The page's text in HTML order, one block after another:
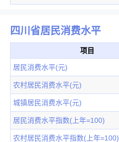
四川省居民消费水平
项目
居民消费水平(元)
农村居民消费水平(元)
城镇居民消费水平(元)
居民消费水平指数(上年=100)
农村居民消费水平指数(上年=100)